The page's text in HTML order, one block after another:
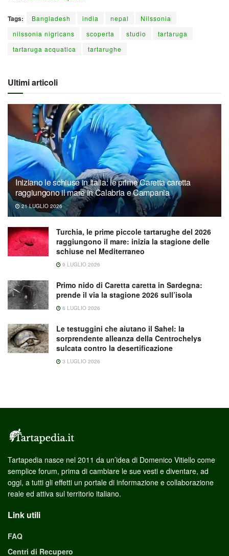
Tags: Bangladesh india nepal
Nilssonia
nilssonia nigricans
scoperta studio
tartaruga
tartaruga acquatica
tartarughe
Ultimi articoli
Iniziano le schiuse in Italia: le prime Caretta caretta
raggiungono il mare in Calabria e Campania
21 LUGLIO 2026
Turchia, le prime piccole tartarughe del 2026
raggiungono il mare: inizia la stagione delle
schiuse nel Mediterraneo
9 LUGLIO 2026
Primo nido di Caretta caretta in Sardegna:
prende il via la stagione 2026 sull’isola
6 LUGLIO 2026
Le testuggini che aiutano il Sahel: la
sorprendente alleanza della Centrochelys
sulcata contro la desertificazione
3 LUGLIO 2026
Tartapedia nasce nel 2011 da un’idea di Domenico Vitiello come
semplice forum, prima di cambiare le sue vesti e diventare, ad
oggi, a tutti gli effetti un portale di informazione e collaborazione
reale ed attiva sul territorio italiano.
Link utili
FAQ
Centri di Recupero